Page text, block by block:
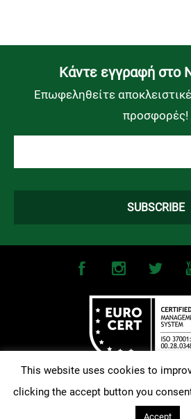
Kάντε εγγραφή στο
Επωφεληθείτε
προσφορές!
©2026OMONOIA FC. All Rights Reserved
This website uses cookies to
clicking the accept button you
Accept